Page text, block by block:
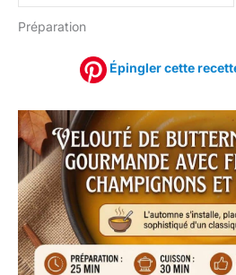
Préparation
Épingler cette